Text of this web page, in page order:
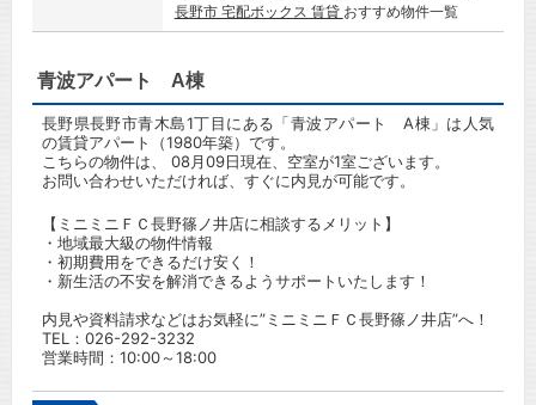
長野市 宅配ボックス 賃貸 おすすめ物件一覧
青波アパート A棟
長野県長野市青木島1丁目にある「青波アパート A棟」は人気
の賃貸アパート（1980年築）です。
こちらの物件は、 08月09日現在、空室が1室ございます。
お問い合わせいただければ、すぐに内見が可能です。
【ミニミニＦＣ長野篠ノ井店に相談するメリット】
・地域最大級の物件情報
・初期費用をできるだけ安く！
・新生活の不安を解消できるようサポートいたします！
内見や資料請求などはお気軽に”ミニミニＦＣ長野篠ノ井店”へ！
TEL： 026-292-3232
営業時間：10:00～18:00